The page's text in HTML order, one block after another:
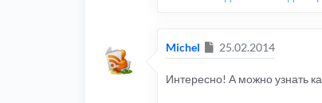
Michel Сообщение
25.02.2014
Интересно! А можно узнать